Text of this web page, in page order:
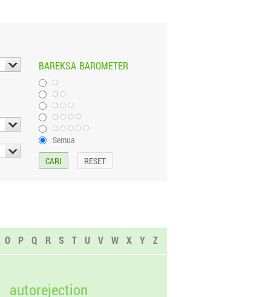
BAREKSA BAROMETER
Semua
O P Q R S T U V W X Y Z
autorejection